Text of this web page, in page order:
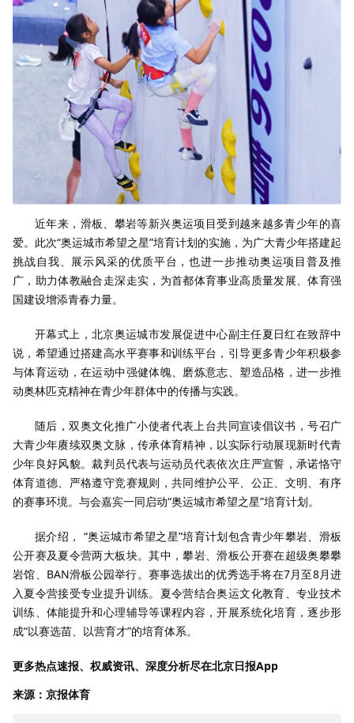
近年来，滑板、攀岩等新兴奥运项目受到越来越多青少年的喜
爱。此次“奥运城市希望之星”培育计划的实施，为广大青少年搭建起
挑战自我、展示风采的优质平台，也进一步推动奥运项目普及推
广，助力体教融合走深走实，为首都体育事业高质量发展、体育强
国建设增添青春力量。
开幕式上，北京奥运城市发展促进中心副主任夏日红在致辞中
说，希望通过搭建高水平赛事和训练平台，引导更多青少年积极参
与体育运动，在运动中强健体魄、磨炼意志、塑造品格，进一步推
动奥林匹克精神在青少年群体中的传播与实践。
随后，双奥文化推广小使者代表上台共同宣读倡议书，号召广
大青少年赓续双奥文脉，传承体育精神，以实际行动展现新时代青
少年良好风貌。裁判员代表与运动员代表依次庄严宣誓，承诺恪守
体育道德、严格遵守竞赛规则，共同维护公平、公正、文明、有序
的赛事环境。与会嘉宾一同启动“奥运城市希望之星”培育计划。
据介绍， “奥运城市希望之星”培育计划包含青少年攀岩、滑板
公开赛及夏令营两大板块。其中，攀岩、滑板公开赛在超级奥攀攀
岩馆、BAN滑板公园举行。赛事选拔出的优秀选手将在7月至8月进
入夏令营接受专业提升训练。夏令营结合奥运文化教育、专业技术
训练、体能提升和心理辅导等课程内容，开展系统化培育，逐步形
成“以赛选苗、以营育才”的培育体系。
更多热点速报、权威资讯、深度分析尽在北京日报App
来源：京报体育